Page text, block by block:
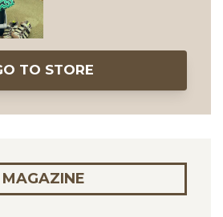
TO STORE
MAGAZINE